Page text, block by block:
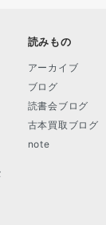
読みもの
アーカイブ
ブログ
読書会ブログ
古本買取ブログ
note